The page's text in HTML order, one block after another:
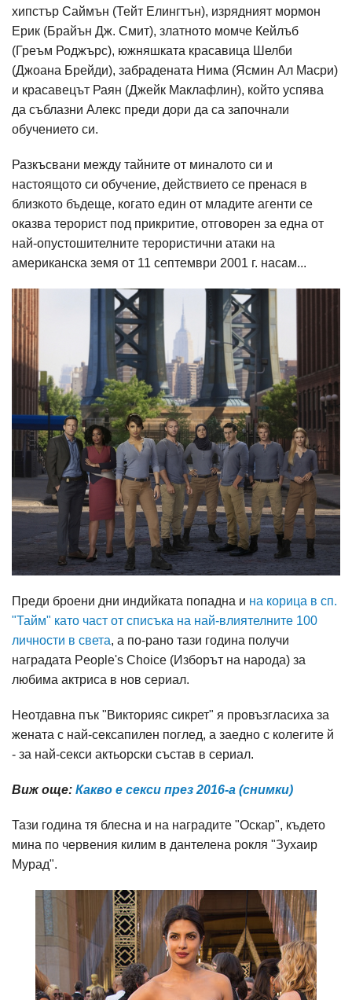
хипстър Саймън (Тейт Елингтън), изрядният мормон
Ерик (Брайън Дж. Смит), златното момче Кейлъб
(Греъм Роджърс), южняшката красавица Шелби
(Джоана Брейди), забрадената Нима (Ясмин Ал Масри)
и красавецът Раян (Джейк Маклафлин), който успява
да съблазни Алекс преди дори да са започнали
обучението си.
Разкъсвани между тайните от миналото си и
настоящото си обучение, действието се пренася в
близкото бъдеще, когато един от младите агенти се
оказва терорист под прикритие, отговорен за една от
най-опустошителните терористични атаки на
американска земя от 11 септември 2001 г. насам...
Преди броени дни индийката попадна и на корица в сп.
"Тайм" като част от списъка на най-влиятелните 100
личности в света, а по-рано тази година получи
наградата People's Choice (Изборът на народа) за
любима актриса в нов сериал.
Неотдавна пък "Викторияс сикрет" я провъзгласиха за
жената с най-сексапилен поглед, а заедно с колегите й
- за най-секси актьорски състав в сериал.
Виж още: Какво е секси през 2016-а (снимки)
Тази година тя блесна и на наградите "Оскар", където
мина по червения килим в дантелена рокля "Зухаир
Мурад".